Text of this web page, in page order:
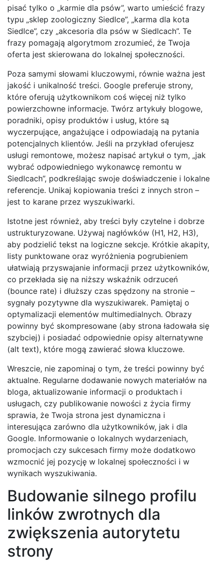
pisać tylko o „karmie dla psów”, warto umieścić frazy
typu „sklep zoologiczny Siedlce”, „karma dla kota
Siedlce”, czy „akcesoria dla psów w Siedlcach”. Te
frazy pomagają algorytmom zrozumieć, że Twoja
oferta jest skierowana do lokalnej społeczności.
Poza samymi słowami kluczowymi, równie ważna jest
jakość i unikalność treści. Google preferuje strony,
które oferują użytkownikom coś więcej niż tylko
powierzchowne informacje. Twórz artykuły blogowe,
poradniki, opisy produktów i usług, które są
wyczerpujące, angażujące i odpowiadają na pytania
potencjalnych klientów. Jeśli na przykład oferujesz
usługi remontowe, możesz napisać artykuł o tym, „jak
wybrać odpowiedniego wykonawcę remontu w
Siedlcach”, podkreślając swoje doświadczenie i lokalne
referencje. Unikaj kopiowania treści z innych stron –
jest to karane przez wyszukiwarki.
Istotne jest również, aby treści były czytelne i dobrze
ustrukturyzowane. Używaj nagłówków (H1, H2, H3),
aby podzielić tekst na logiczne sekcje. Krótkie akapity,
listy punktowane oraz wyróżnienia pogrubieniem
ułatwiają przyswajanie informacji przez użytkowników,
co przekłada się na niższy wskaźnik odrzuceń
(bounce rate) i dłuższy czas spędzony na stronie –
sygnały pozytywne dla wyszukiwarek. Pamiętaj o
optymalizacji elementów multimedialnych. Obrazy
powinny być skompresowane (aby strona ładowała się
szybciej) i posiadać odpowiednie opisy alternatywne
(alt text), które mogą zawierać słowa kluczowe.
Wreszcie, nie zapominaj o tym, że treści powinny być
aktualne. Regularne dodawanie nowych materiałów na
bloga, aktualizowanie informacji o produktach i
usługach, czy publikowanie nowości z życia firmy
sprawia, że Twoja strona jest dynamiczna i
interesująca zarówno dla użytkowników, jak i dla
Google. Informowanie o lokalnych wydarzeniach,
promocjach czy sukcesach firmy może dodatkowo
wzmocnić jej pozycję w lokalnej społeczności i w
wynikach wyszukiwania.
Budowanie silnego profilu
linków zwrotnych dla
zwiększenia autorytetu
strony